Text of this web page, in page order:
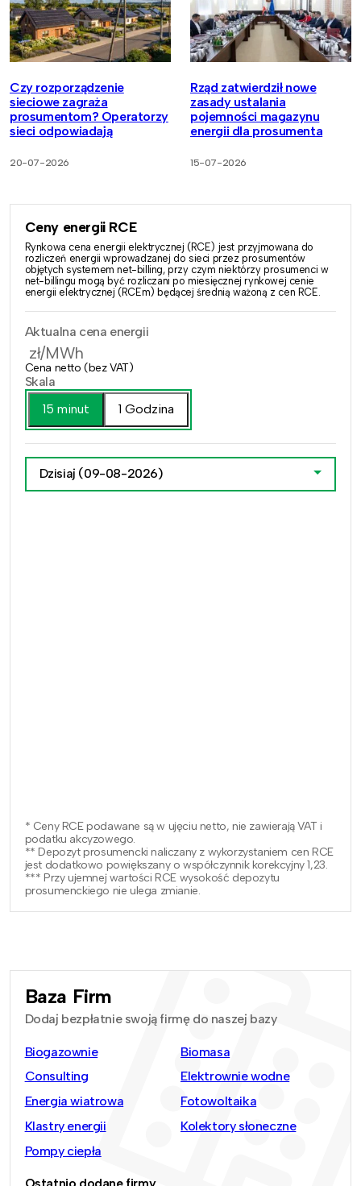
Czy rozporządzenie
sieciowe zagraża
prosumentom? Operatorzy
sieci odpowiadają
20-07-2026
Rząd zatwierdził nowe
zasady ustalania
pojemności magazynu
energii dla prosumenta
15-07-2026
Ceny energii RCE
Rynkowa cena energii elektrycznej (RCE) jest przyjmowana do
rozliczeń energii wprowadzanej do sieci przez prosumentów
objętych systemem net-billing, przy czym niektórzy prosumenci w
net-billingu mogą być rozliczani po miesięcznej rynkowej cenie
energii elektrycznej (RCEm) będącej średnią ważoną z cen RCE.
Aktualna cena energii
zł/MWh
Cena netto (bez VAT)
Skala
15 minut
1 Godzina
Dzisiaj (09-08-2026)
* Ceny RCE podawane są w ujęciu netto, nie zawierają VAT i
podatku akcyzowego.
** Depozyt prosumencki naliczany z wykorzystaniem cen RCE
jest dodatkowo powiększany o współczynnik korekcyjny 1,23.
*** Przy ujemnej wartości RCE wysokość depozytu
prosumenckiego nie ulega zmianie.
Baza Firm
Dodaj bezpłatnie swoją firmę do naszej bazy
Biogazownie
Biomasa
Consulting
Elektrownie wodne
Energia wiatrowa
Fotowoltaika
Klastry energii
Kolektory słoneczne
Pompy ciepła